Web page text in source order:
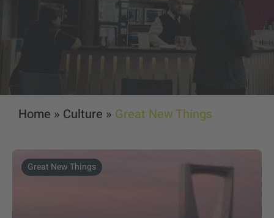
Home » Culture » Great New Things
Great New Things